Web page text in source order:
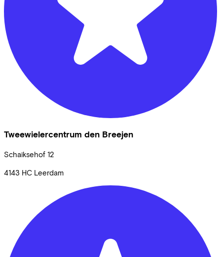
Tweewielercentrum den Breejen
Schaiksehof 12
4143 HC Leerdam